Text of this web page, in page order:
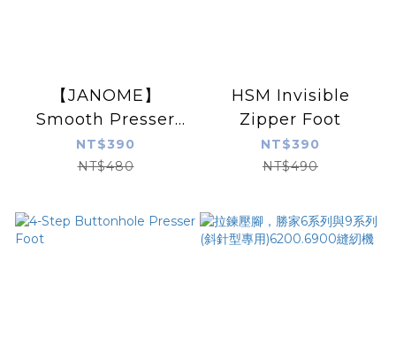
【JANOME】
Smooth Presser
Foot
NT$390
NT$480
HSM Invisible
Zipper Foot
NT$390
NT$490